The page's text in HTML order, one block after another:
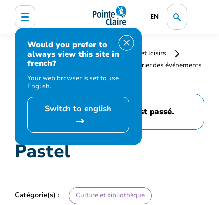
EN
Would you prefer to
always view this site in
french?
Your web browser is set to use
English.
Switch to english
Accueil
Bibliothèque, culture, sports et loisirs
Programmation et inscription
Calendrier des événements
et activités
Pastel
Cet événement est passé.
Pastel
Catégorie(s) : Culture et bibliothèque